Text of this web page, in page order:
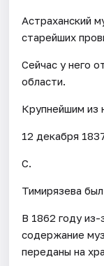
Астраханский
старейших
Сейчас у него
области.
Крупнейшим из
12 декабря
С.
Тимирязева
В 1862 году из-
содержание
переданы на